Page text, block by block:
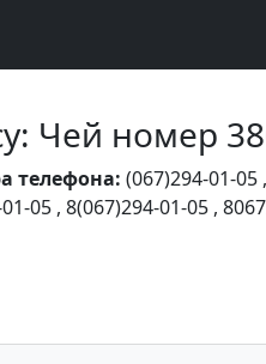
Чей номер
телефона: (067)294-01-05 ,
05 , 8(067)294-01-05 ,